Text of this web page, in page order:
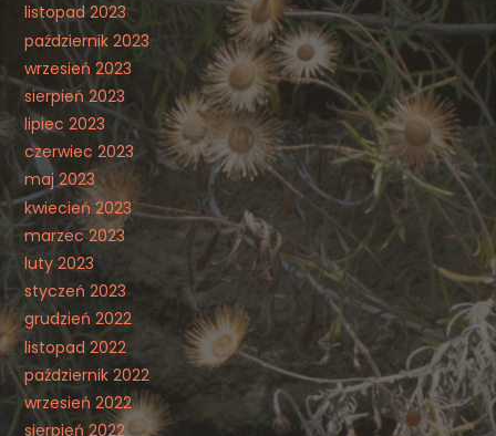
listopad 2023
październik 2023
wrzesień 2023
sierpień 2023
lipiec 2023
czerwiec 2023
maj 2023
kwiecień 2023
marzec 2023
luty 2023
styczeń 2023
grudzień 2022
listopad 2022
październik 2022
wrzesień 2022
sierpień 2022